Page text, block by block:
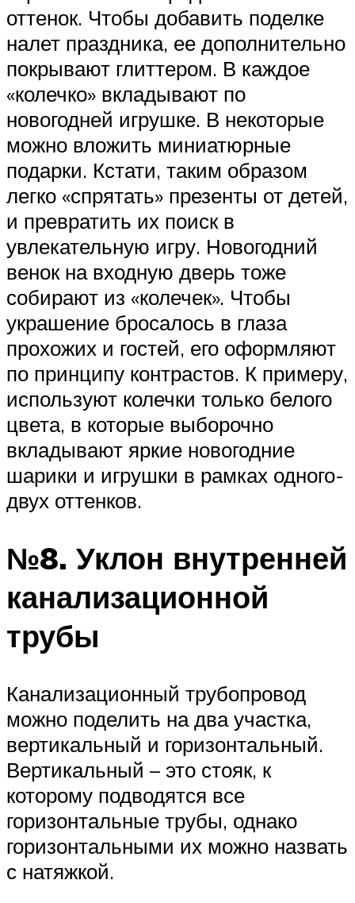
оттенок. Чтобы добавить поделке
налет праздника, ее дополнительно
покрывают глиттером. В каждое
«колечко» вкладывают по
новогодней игрушке. В некоторые
можно вложить миниатюрные
подарки. Кстати, таким образом
легко «спрятать» презенты от детей,
и превратить их поиск в
увлекательную игру. Новогодний
венок на входную дверь тоже
собирают из «колечек». Чтобы
украшение бросалось в глаза
прохожих и гостей, его оформляют
по принципу контрастов. К примеру,
используют колечки только белого
цвета, в которые выборочно
вкладывают яркие новогодние
шарики и игрушки в рамках одного-
двух оттенков.
№8. Уклон внутренней
канализационной
трубы
Канализационный трубопровод
можно поделить на два участка,
вертикальный и горизонтальный.
Вертикальный – это стояк, к
которому подводятся все
горизонтальные трубы, однако
горизонтальными их можно назвать
с натяжкой.